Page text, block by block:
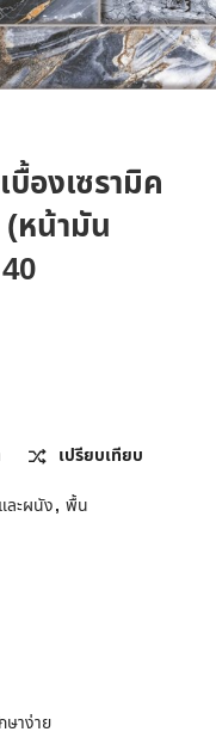
บื้องเซรามิค
(หน้ามัน
เปรียบเทียบ
ละผนัง, พื้น
าง่าย